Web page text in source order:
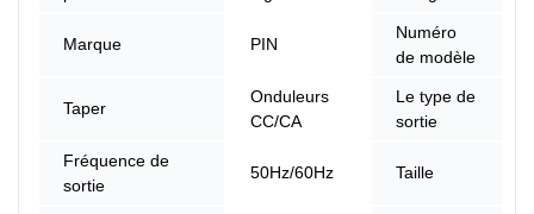
Marque PIN
Numéro
de modèle
Taper
Onduleurs
CC/CA
Le type de
sortie
Fréquence de
sortie
50Hz/60Hz Taille